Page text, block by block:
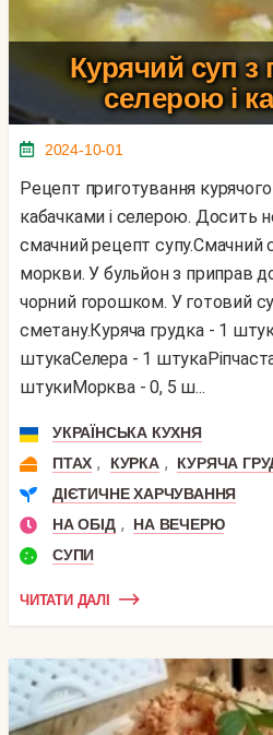
Курячий суп з
селерою і
2024-10-01
Рецепт приготування курячого супу з галушками,
кабачками і селерою. Досить
смачний рецепт супу.Смачний
моркви. У бульйон з приправ
чорний горошком. У готовий
сметану.Куряча грудка - 1
штукаСелера - 1
штукиМорква - 0, 5 ш...
УКРАЇНСЬКА КУХНЯ
ПТАХ , КУРКА ,
КУРЯЧА
ДІЄТИЧНЕ ХАРЧУВАННЯ
НА ОБІД ,
НА ВЕЧЕРЮ
СУПИ
ЧИТАТИ ДАЛІ